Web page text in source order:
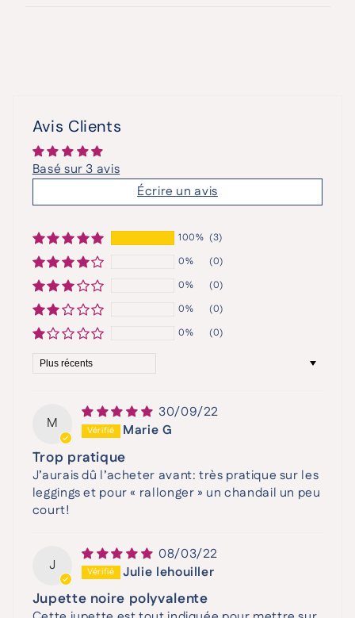
Avis Clients
Basé sur 3 avis
Écrire un avis
100% (3)
0%
(0)
0%
(0)
0%
(0)
0%
(0)
Sort by
M
30/09/22
Marie G
Trop pratique
J’aurais dû l’acheter avant: très pratique sur les
leggings et pour « rallonger » un chandail un peu
court!
J
08/03/22
Julie lehouiller
Jupette noire polyvalente